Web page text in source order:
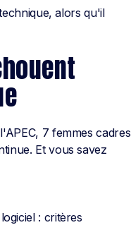
alors qu'il
7 femmes cadres
Et vous savez
: critères